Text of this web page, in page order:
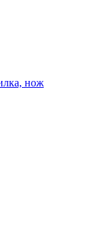
нож